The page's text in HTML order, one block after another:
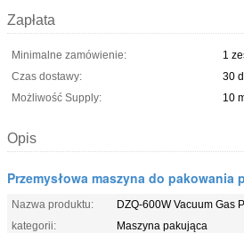
Zapłata
Minimalne zamówienie:
1
Czas dostawy:
30
Możliwość Supply:
10
Opis
Przemysłowa maszyna do pakowania
Nazwa produktu:
DZQ-600W Vacuum Gas
kategorii:
Maszyna pakująca